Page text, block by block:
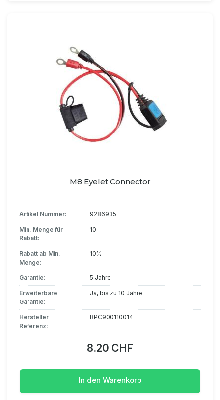
M8 Eyelet Connector
Artikel Nummer: 9286935
Min. Menge für
Rabatt:
10
Rabatt ab Min.
Menge:
10%
Garantie: 5 Jahre
Erweiterbare
Garantie:
Ja, bis zu 10 Jahre
Hersteller
Referenz:
BPC900110014
8.20 CHF
In den Warenkorb